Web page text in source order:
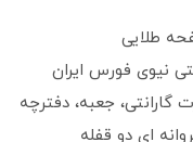
طلایی
نیوی فورس ایران
گارانتی، جعبه، دفترچه
ای دو قفله